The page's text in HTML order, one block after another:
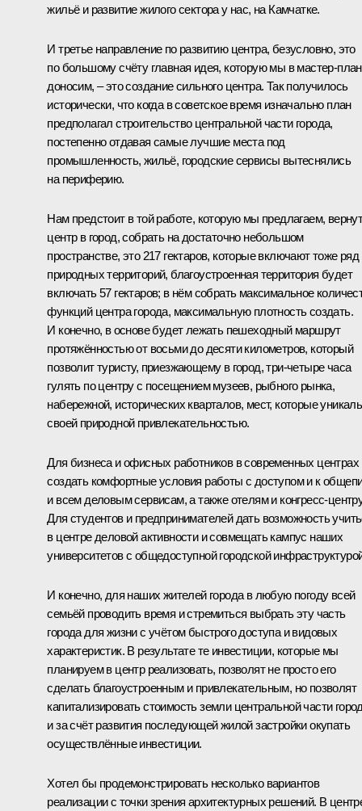
жильё и развитие жилого сектора у нас, на Камчатке.
И третье направление по развитию центра, безусловно, это
по большому счёту главная идея, которую мы в мастер-
доносим, – это создание сильного центра. Так получилось
исторически, что когда в советское время изначально план
предполагал строительство центральной части города,
постепенно отдавая самые лучшие места под
промышленность, жильё, городские сервисы вытеснялись
на периферию.
Нам предстоит в той работе, которую мы предлагаем,
центр в город, собрать на достаточно небольшом
пространстве, это 217 гектаров, которые включают тоже ряд
природных территорий, благоустроенная территория будет
включать 57 гектаров; в нём собрать максимальное
функций центра города, максимальную плотность создать.
И конечно, в основе будет лежать пешеходный маршрут
протяжённостью от восьми до десяти километров, который
позволит туристу, приезжающему в город, три-четыре часа
гулять по центру с посещением музеев, рыбного рынка,
набережной, исторических кварталов, мест, которые
своей природной привлекательностью.
Для бизнеса и офисных работников в современных центрах
создать комфортные условия работы с доступом и к
и всем деловым сервисам, а также отелям и конгресс-
Для студентов и предпринимателей дать возможность
в центре деловой активности и совмещать кампус наших
университетов с общедоступной городской
И конечно, для наших жителей города в любую погоду всей
семьёй проводить время и стремиться выбрать эту часть
города для жизни с учётом быстрого доступа и видовых
характеристик. В результате те инвестиции, которые мы
планируем в центр реализовать, позволят не просто его
сделать благоустроенным и привлекательным, но позволят
капитализировать стоимость земли центральной части
и за счёт развития последующей жилой застройки окупать
осуществлённые инвестиции.
Хотел бы продемонстрировать несколько вариантов
реализации с точки зрения архитектурных решений. В